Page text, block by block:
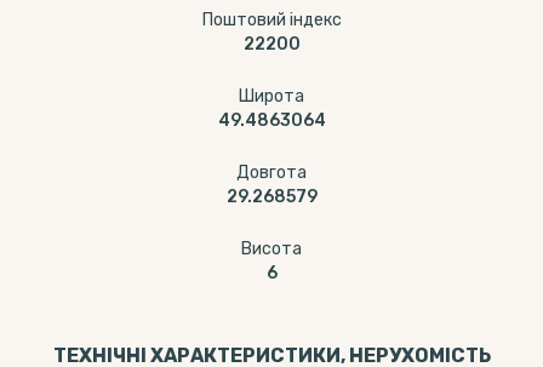
Поштовий індекс
22200
Широта
49.4863064
Довгота
29.268579
Висота
6
ТЕХНІЧНІ ХАРАКТЕРИСТИКИ, НЕРУХОМІСТЬ